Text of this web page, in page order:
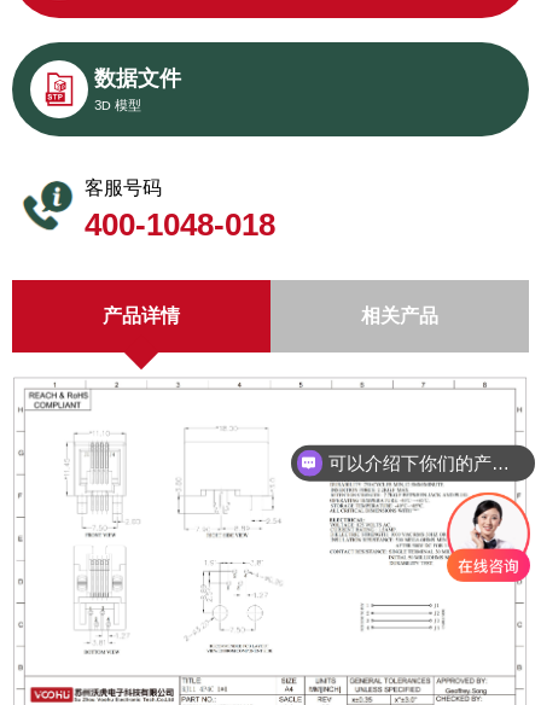
数据文件
3D 模型
客服号码
400-1048-018
产品详情 相关产品
可以介绍下你们的产品么